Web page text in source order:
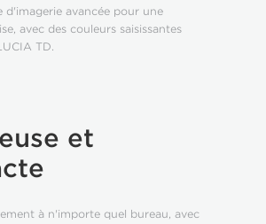
d'imagerie avancée pour une
avec des couleurs saisissantes
TD.
et
à n'importe quel bureau, avec